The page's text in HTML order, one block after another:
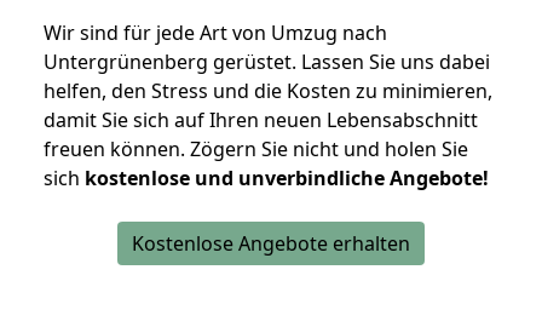
Wir sind für jede Art von Umzug nach
Untergrünenberg gerüstet. Lassen Sie uns dabei
helfen, den Stress und die Kosten zu minimieren,
damit Sie sich auf Ihren neuen Lebensabschnitt
freuen können. Zögern Sie nicht und holen Sie
sich kostenlose und unverbindliche Angebote!
Kostenlose Angebote erhalten